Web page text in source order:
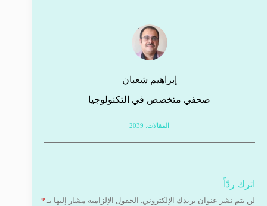
إبراهيم شعبان
صحفي متخصص في التكنولوجيا
المقالات: 2039
اترك ردّاً
لن يتم نشر عنوان بريدك الإلكتروني. الحقول الإلزامية مشار إليها بـ *